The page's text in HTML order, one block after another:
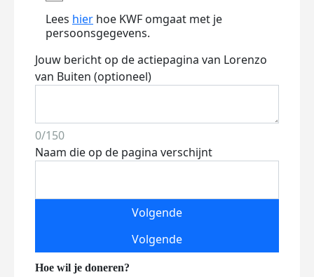
Lees hier hoe KWF omgaat met je
persoonsgegevens.
Jouw bericht op de actiepagina van Lorenzo
van Buiten (optioneel)
0/150
Naam die op de pagina verschijnt
Volgende
Volgende